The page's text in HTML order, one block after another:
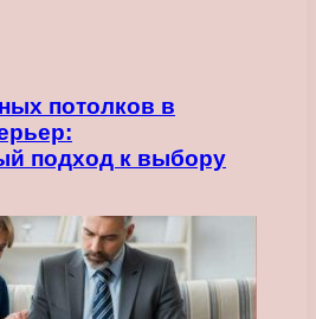
потолков в
подход к выбору